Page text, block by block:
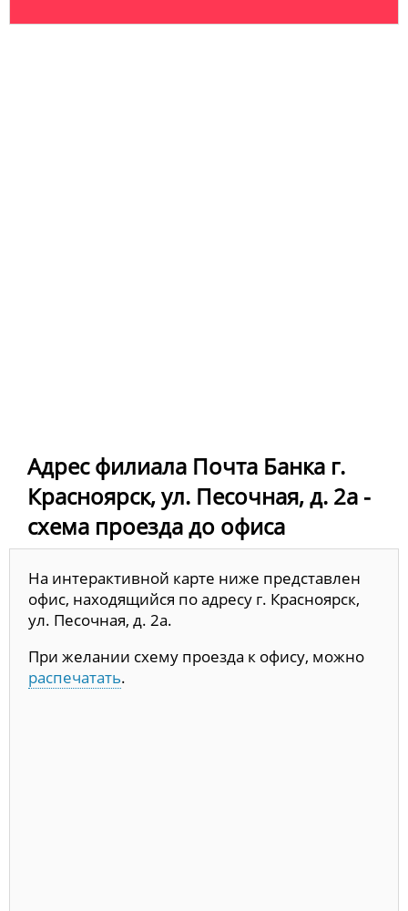
Адрес филиала Почта Банка г.
Красноярск, ул. Песочная, д. 2а -
схема проезда до офиса
На интерактивной карте ниже представлен
офис, находящийся по адресу г. Красноярск,
ул. Песочная, д. 2а.
При желании схему проезда к офису, можно
распечатать.